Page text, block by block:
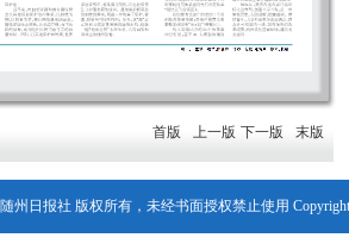
首版 上一版 下一版 末版
随州日报社 版权所有，未经书面授权禁止使用